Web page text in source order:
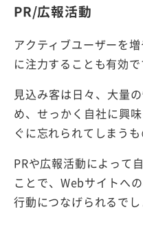
PR/広報活動
アクティブユーザーを
に注力することも有効で
見込み客は日々、大量
め、せっかく自社に興
ぐに忘れられてしまうも
PRや広報活動によって
ことで、Webサイトへ
行動につなげられるでし